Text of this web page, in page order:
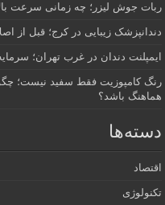
ربات جوش لیزر؛ چه زمانی سرعت
دندانپزشک زیبایی در کرج؛ قبل از
ایمپلنت دندان در غرب تهران؛
رنگ کامپوزیت فقط سفید نیست؛
هماهنگ باشد؟
دسته‌ها
اقتصاد
تکنولوژی